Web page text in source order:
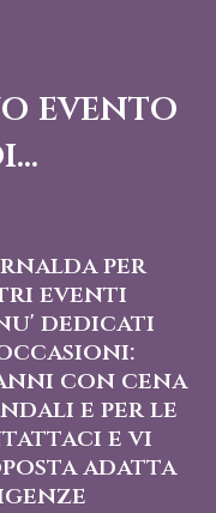
evento
per
eventi
dedicati
con cena
e per le
e vi
adatta